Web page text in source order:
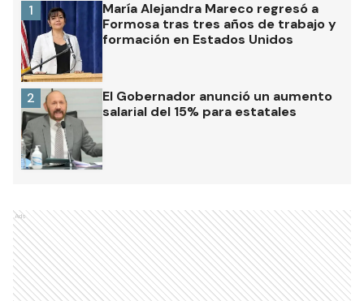
María Alejandra Mareco regresó a
Formosa tras tres años de trabajo y
formación en Estados Unidos
1
El Gobernador anunció un aumento
salarial del 15% para estatales
2
Ads